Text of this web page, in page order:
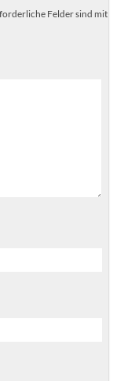
Felder sind mit